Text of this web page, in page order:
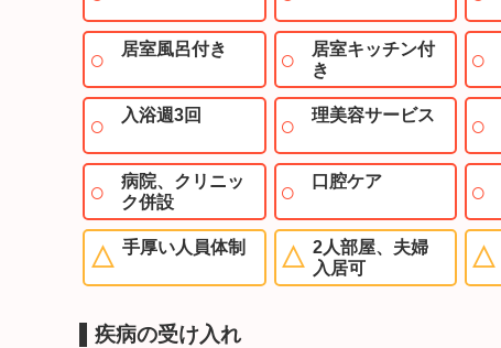
居室風呂付き
居室キッチン付
き
入浴週3回 理美容サービス
病院、クリニッ
ク併設
口腔ケア
手厚い人員体制
2人部屋、夫婦
入居可
疾病の受け入れ